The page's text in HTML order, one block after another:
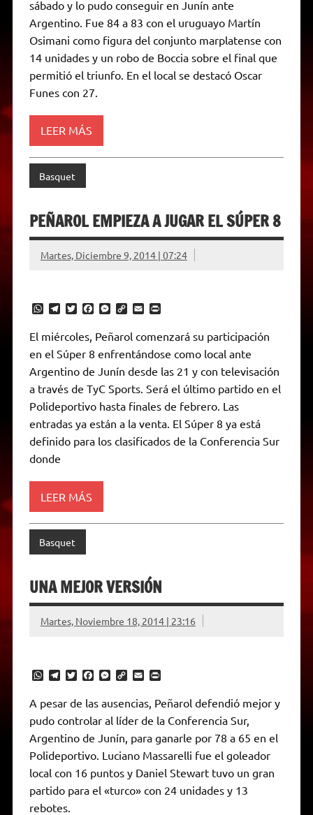
s
p
p
g
a
m
t
r
b
o
k
e
g
e
r
L
n
k
l
t
r
i
e
n
d
l
sábado y lo pudo conseguir en Junín ante
Argentino. Fue 84 a 83 con el uruguayo Martín
Osimani como figura del conjunto marplatense con
14 unidades y un robo de Boccia sobre el final que
permitió el triunfo. En el local se destacó Oscar
Funes con 27.
LEER MÁS
Basquet
PEÑAROL EMPIEZA A JUGAR EL SÚPER 8
Martes, Diciembre 9, 2014 | 07:24
W
t
s
p
p
T
e
g
r
a
m
T
i
t
t
r
F
c
e
b
o
k
M
s
s
e
g
e
C
p
y
L
n
k
E
i
l
P
n
t
F
r
i
n
d
l
y
El miércoles, Peñarol comenzará su participación
en el Súper 8 enfrentándose como local ante
Argentino de Junín desde las 21 y con televisación
a través de TyC Sports. Será el último partido en el
Polideportivo hasta finales de febrero. Las
entradas ya están a la venta. El Súper 8 ya está
definido para los clasificados de la Conferencia Sur
donde
LEER MÁS
Basquet
UNA MEJOR VERSIÓN
Martes, Noviembre 18, 2014 | 23:16
W
t
s
p
p
T
e
g
a
m
T
t
t
r
F
e
b
o
k
M
s
e
g
e
r
C
y
L
n
k
E
i
l
P
i
n
t
r
i
e
n
d
l
A pesar de las ausencias, Peñarol defendió mejor y
pudo controlar al líder de la Conferencia Sur,
Argentino de Junín, para ganarle por 78 a 65 en el
Polideportivo. Luciano Massarelli fue el goleador
local con 16 puntos y Daniel Stewart tuvo un gran
partido para el «turco» con 24 unidades y 13
rebotes.